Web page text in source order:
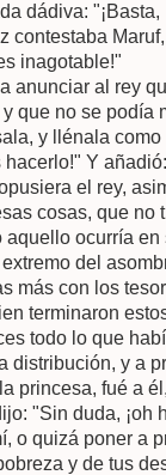
dádiva:
contestaba
inagotable!"
anunciar al rey
y que no se
y llénala
hacerlo!" Y
el rey,
cosas, que no
aquello ocurría
del
más con los
terminaron
todo lo que
distribución, y a
princesa, fué a
"Sin duda,
o quizá poner a
y de tus